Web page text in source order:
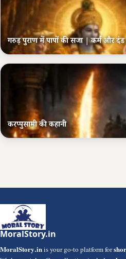
गरुड़ पुराण में पापों की सजा | कर्म और दंड
करप्पुसामी की कहानी
MoralStory.in
MoralStory.inis your go-to platform for